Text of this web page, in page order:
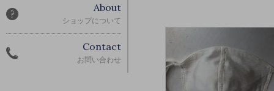
About
ショップについて
Contact
お問い合わせ